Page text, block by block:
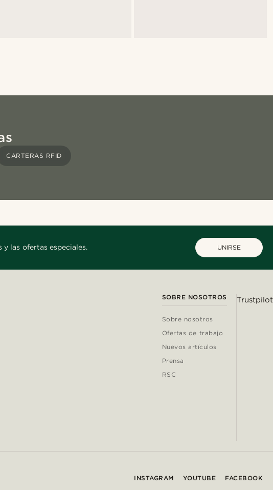
CARTERAS RFID
y las ofertas especiales. UNIRSE
SOBRE NOSOTROS
Sobre nosotros
Ofertas de trabajo
Nuevos artículos
Prensa
RSC
Trustpilot
INSTAGRAM YOUTUBE FACEBOOK